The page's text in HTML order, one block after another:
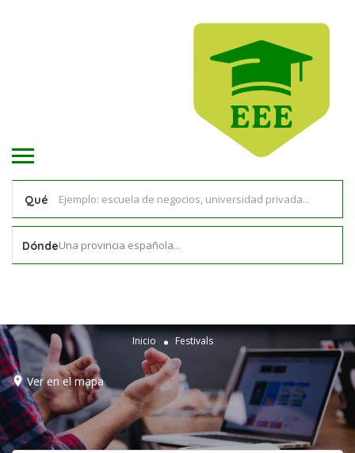
Qué
DóndeUna provincia española...
Inicio Festivals
Ver en el mapa